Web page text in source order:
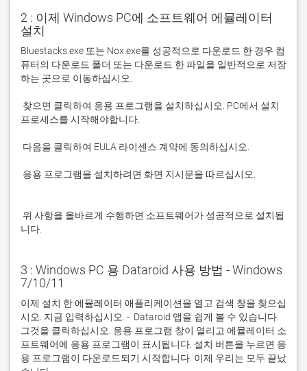
2 : 이제 Windows PC에 소프트웨어 에뮬레이터
설치
Bluestacks.exe 또는 Nox.exe를 성공적으로 다운로드 한 경우 컴
퓨터의 다운로드 폴더 또는 다운로드 한 파일을 일반적으로 저장
니다.
3 : Windows PC 용 Dataroid 사용 방법 - Windows
7/10/11
이제 설치 한 에뮬레이터 애플리케이션을 열고 검색 창을 찾으십
시오. 지금 입력하십시오. -  Dataroid 앱을 쉽게 볼 수 있습니다.
그것을 클릭하십시오. 응용 프로그램 창이 열리고 에뮬레이터 소
프트웨어에 응용 프로그램이 표시됩니다. 설치 버튼을 누르면 응
용 프로그램이 다운로드되기 시작합니다. 이제 우리는 모두 끝났